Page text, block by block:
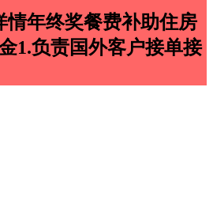
情年终奖餐费补助住房
1.负责国外客户接单接